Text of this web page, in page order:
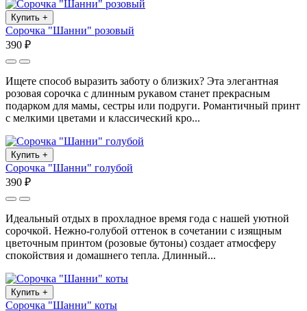
Купить +
Сорочка "Шанни" розовый
390 ₽
Ищете способ выразить заботу о близких? Эта элегантная
розовая сорочка с длинным рукавом станет прекрасным
подарком для мамы, сестры или подруги. Романтичный принт
с мелкими цветами и классический кро...
Купить +
Сорочка "Шанни" голубой
390 ₽
Идеальный отдых в прохладное время года с нашей уютной
сорочкой. Нежно-голубой оттенок в сочетании с изящным
цветочным принтом (розовые бутоны) создает атмосферу
спокойствия и домашнего тепла. Длинный...
Купить +
Сорочка "Шанни" коты